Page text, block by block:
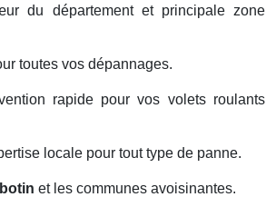
du département et principale zone
toutes vos dépannages.
rapide pour vos volets roulants
locale pour tout type de panne.
et les communes avoisinantes.